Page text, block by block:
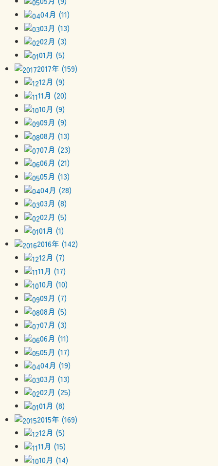
04月 (11)
03月 (13)
02月 (3)
01月 (5)
2017年 (159)
12月 (9)
11月 (20)
10月 (9)
09月 (9)
08月 (13)
07月 (23)
06月 (21)
05月 (13)
04月 (28)
03月 (8)
02月 (5)
01月 (1)
2016年 (142)
12月 (7)
11月 (17)
10月 (10)
09月 (7)
08月 (5)
07月 (3)
06月 (11)
05月 (17)
04月 (19)
03月 (13)
02月 (25)
01月 (8)
2015年 (169)
12月 (5)
11月 (15)
10月 (14)